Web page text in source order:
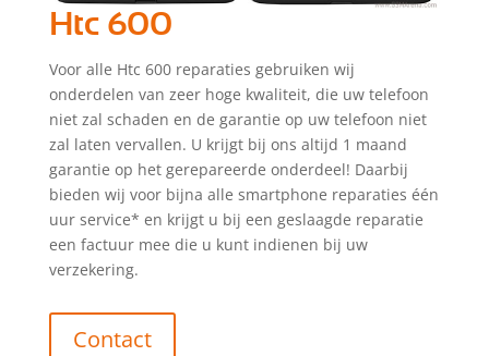
Htc 600
Voor alle Htc 600 reparaties gebruiken wij
onderdelen van zeer hoge kwaliteit, die uw telefoon
niet zal schaden en de garantie op uw telefoon niet
zal laten vervallen. U krijgt bij ons altijd 1 maand
garantie op het gerepareerde onderdeel! Daarbij
bieden wij voor bijna alle smartphone reparaties één
uur service* en krijgt u bij een geslaagde reparatie
een factuur mee die u kunt indienen bij uw
verzekering.
Contact